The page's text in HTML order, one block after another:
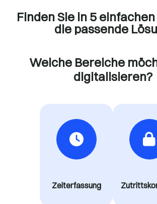
Finden Sie in 5
die passende
Welche Bereiche
digitalisieren?
Zeiterfassung